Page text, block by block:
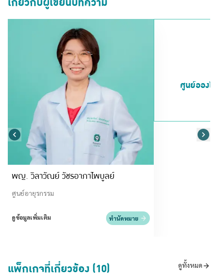
พญ. วิลาวัณย์ วัชรอาภาไพบูลย์
ศูนย์อายุรกรรม
ดูข้อมูลเพิ่มเติม ทำนัดหมาย
ศูนย์อองโ
แพ็กเกจที่เกี่ยวข้อง (10) ดูทั้งหมด